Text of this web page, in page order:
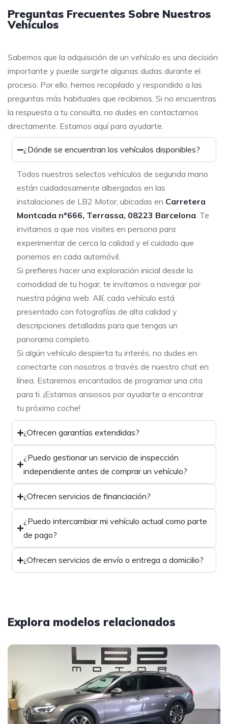
Preguntas Frecuentes Sobre Nuestros
Vehículos
Sabemos que la adquisición de un vehículo es una decisión
importante y puede surgirte algunas dudas durante el
proceso. Por ello, hemos recopilado y respondido a las
preguntas más habituales que recibimos. Si no encuentras
la respuesta a tu consulta, no dudes en contactarnos
directamente. Estamos aquí para ayudarte.
¿Dónde se encuentran los vehículos disponibles?
Todos nuestros selectos vehículos de segunda mano
están cuidadosamente albergados en las
instalaciones de LB2 Motor, ubicadas en Carretera
Montcada nº666, Terrassa, 08223 Barcelona. Te
invitamos a que nos visites en persona para
experimentar de cerca la calidad y el cuidado que
ponemos en cada automóvil.
Si prefieres hacer una exploración inicial desde la
comodidad de tu hogar, te invitamos a navegar por
nuestra página web. Allí, cada vehículo está
presentado con fotografías de alta calidad y
descripciones detalladas para que tengas un
panorama completo.
Si algún vehículo despierta tu interés, no dudes en
conectarte con nosotros a través de nuestro chat en
línea. Estaremos encantados de programar una cita
para ti. ¡Estamos ansiosos por ayudarte a encontrar
tu próximo coche!
¿Ofrecen garantías extendidas?
¿Puedo gestionar un servicio de inspección
independiente antes de comprar un vehículo?
¿Ofrecen servicios de financiación?
¿Puedo intercambiar mi vehículo actual como parte
de pago?
¿Ofrecen servicios de envío o entrega a domicilio?
Explora modelos relacionados